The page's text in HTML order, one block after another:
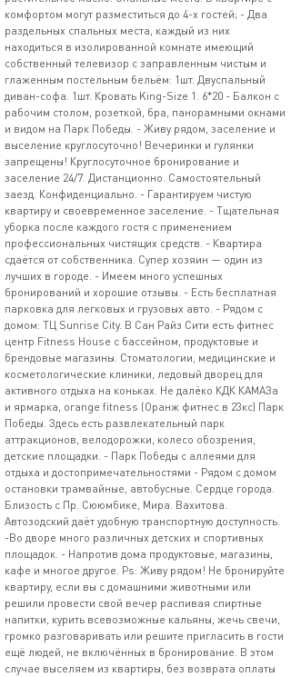
комфортом могут разместиться до 4-х гостей; - Два
раздельных спальных места, каждый из них
находиться в изолированной комнате имеющий
собственный телевизор с заправленным чистым и
глаженным постельным бельём: 1шт. Двуспальный
диван-софа. 1шт. Кровать King-Size 1. 6*20 - Балкон с
рабочим столом, розеткой, бра, панорамными окнами
и видом на Парк Победы. - Живу рядом, заселение и
выселение круглосуточно! Вечеринки и гулянки
запрещены! Круглосуточное бронирование и
заселение 24/7. Дистанционно. Самостоятельный
заезд. Конфиденциально. - Гарантируем чистую
квартиру и своевременное заселение. - Тщательная
уборка после каждого гостя с применением
профессиональных чистящих средств. - Квартира
сдаётся от собственника. Супер хозяин — один из
лучших в городе. - Имеем много успешных
бронирований и хорошие отзывы. - Есть бесплатная
парковка для легковых и грузовых авто. - Рядом с
домом: ТЦ Sunrise City. В Сан Райз Сити есть фитнес
центр Fitness House с бассейном, продуктовые и
брендовые магазины. Стоматологии, медицинские и
косметологические клиники, ледовый дворец для
активного отдыха на коньках. Не далёко КДК КАМАЗа
и ярмарка, orange fitness (Оранж фитнес в 23кс) Парк
Победы. Здесь есть развлекательный парк
аттракционов, велодорожки, колесо обозрения,
детские площадки. - Парк Победы с аллеями для
отдыха и достопримечательностями - Рядом с домом
остановки трамвайные, автобусные. Сердце города.
Близость с Пр. Сююмбике, Мира. Вахитова.
Автозодский даёт удобную транспортную доступность.
-Во дворе много различных детских и спортивных
площадок. - Напротив дома продуктовые, магазины,
кафе и многое другое. Ps: Живу рядом! Не бронируйте
квартиру, если вы с домашними животными или
решили провести свой вечер распивая спиртные
напитки, курить всевозможные кальяны, жечь свечи,
громко разговаривать или решите пригласить в гости
ещё людей, не включённых в бронирование. В этом
случае выселяем из квартиры, без возврата оплаты